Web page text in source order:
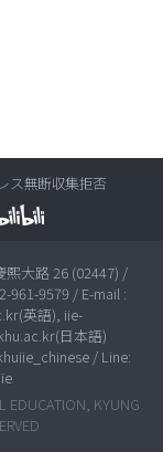
ス無断収集拒否
大路 26 (02447) /
961-9579 / E-mail :
英語), iie-
日本語)
/ Line:
EDUCATION, KYUNG